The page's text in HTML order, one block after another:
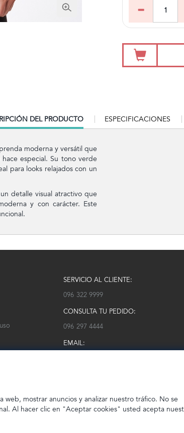
DEL PRODUCTO ESPECIFICACIONES
moderna y versátil que
especial. Su tono verde
para looks relajados con un
detalle visual atractivo que
y con carácter. Este
SERVICIO AL CLIENTE:
096 322 9999
CONSULTA TU PEDIDO:
096 297 4444
EMAIL:
mostrar anuncios y analizar nuestro tráfico. No se
Al hacer clic en "Aceptar cookies" usted acepta